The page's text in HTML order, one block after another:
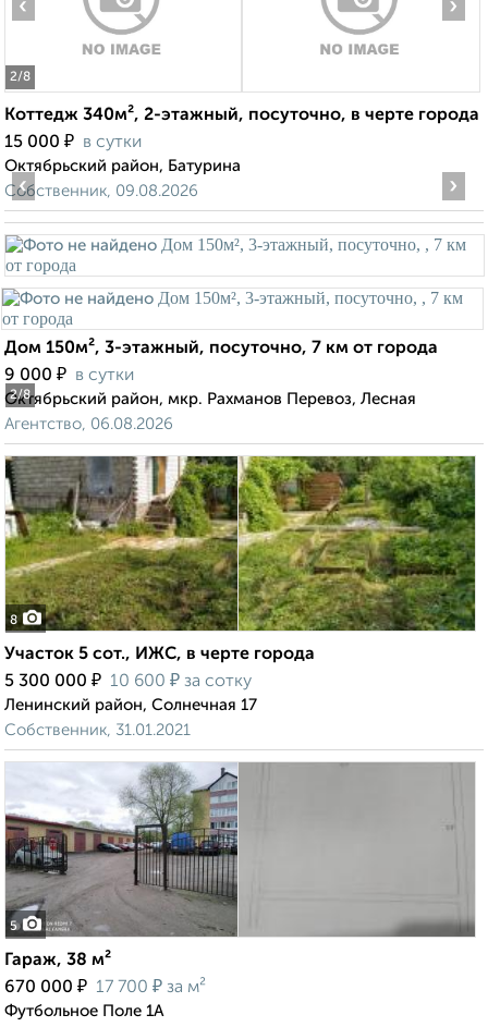
2/8
‹ ›
Коттедж 340м², 2-этажный, посуточно, в черте города
15 000 ₽ в сутки
Октябрьский район, Батурина
Собственник, 09.08.2026
2/8
‹ ›
Дом 150м², 3-этажный, посуточно, 7 км от города
9 000 ₽ в сутки
Октябрьский район, мкр. Рахманов Перевоз, Лесная
Агентство, 06.08.2026
8
Участок 5 сот., ИЖС, в черте города
5 300 000 ₽ 10 600 ₽ за сотку
Ленинский район, Солнечная 17
Собственник, 31.01.2021
5
Гараж, 38 м²
670 000 ₽ 17 700 ₽ за м²
Футбольное Поле 1А